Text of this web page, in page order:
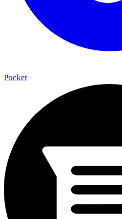
Pocket